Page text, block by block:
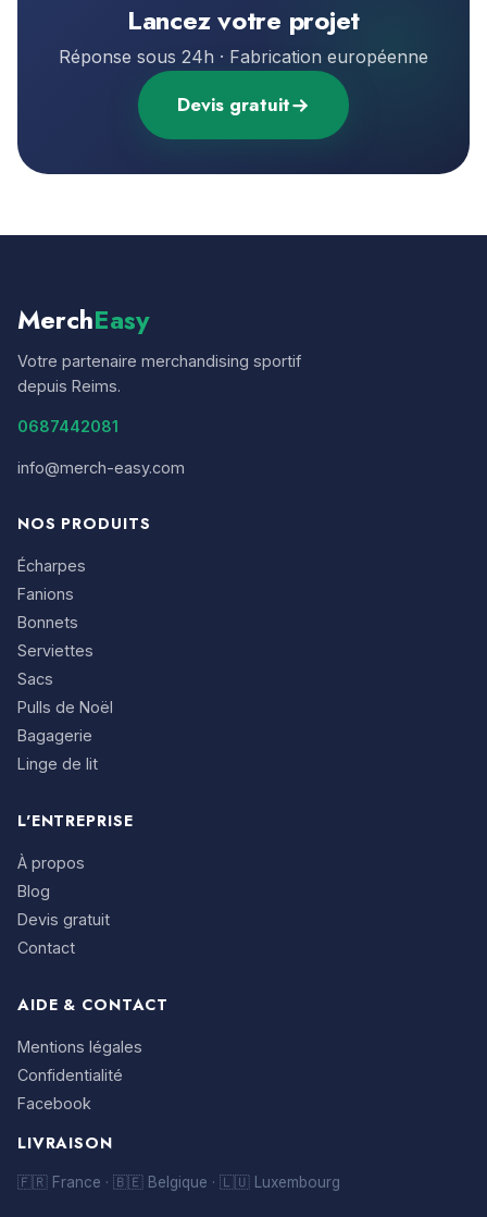
Lancez votre projet
Réponse sous 24h · Fabrication européenne
Devis gratuit
MerchEasy
Votre partenaire merchandising sportif
depuis Reims.
0687442081
info@merch-easy.com
NOS PRODUITS
Écharpes
Fanions
Bonnets
Serviettes
Sacs
Pulls de Noël
Bagagerie
Linge de lit
L'ENTREPRISE
À propos
Blog
Devis gratuit
Contact
AIDE & CONTACT
Mentions légales
Confidentialité
Facebook
LIVRAISON
🇫🇷 France · 🇧🇪 Belgique · 🇱🇺 Luxembourg